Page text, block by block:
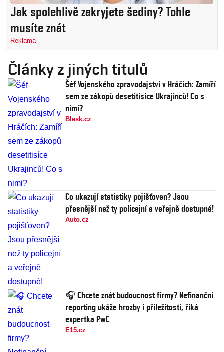
Jak spolehlivě zakryjete šediny? Tohle
musíte znát
Reklama
Články z jiných titulů
Šéf Vojenského zpravodajství v Hráčích: Zamíří
sem ze zákopů desetitisíce Ukrajinců! Co s
nimi?
Blesk.cz
Co ukazují statistiky pojišťoven? Jsou
přesnější než ty policejní a veřejně dostupné!
Auto.cz
🎧 Chcete znát budoucnost firmy? Nefinanční
reporting ukáže hrozby i příležitosti, říká
expertka PwC
E15.cz